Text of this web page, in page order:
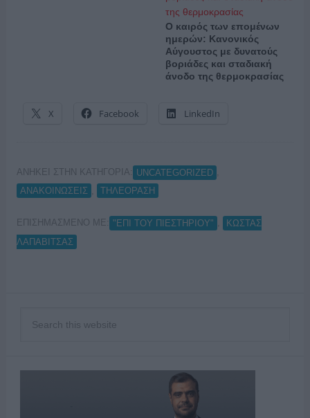
Ο καιρός των επομένων
ημερών: Κανονικός
Αύγουστος με δυνατούς
βοριάδες και σταδιακή
άνοδο της θερμοκρασίας
X Facebook LinkedIn
ΑΝΗΚΕΙ ΣΤΗΝ ΚΑΤΗΓΟΡΙΑ: UNCATEGORIZED
ΑΝΑΚΟΙΝΩΣΕΙΣ
ΤΗΛΕΟΡΑΣΗ
ΕΠΙΣΗΜΑΣΜΕΝΟ ΜΕ: "ΕΠΙ ΤΟΥ ΠΙΕΣΤΗΡΙΟΥ"
ΚΩΣΤΑΣ
ΛΑΠΑΒΙΤΣΑΣ